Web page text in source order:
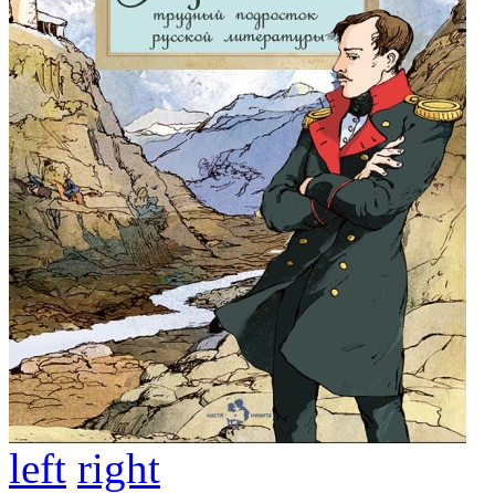
left right